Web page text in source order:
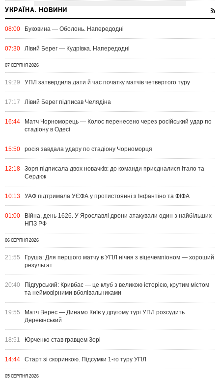
УКРАЇНА. НОВИНИ
08:00 Буковина — Оболонь. Напередодні
07:30 Лівий Берег — Кудрівка. Напередодні
07 СЕРПНЯ 2026
19:29 УПЛ затвердила дати й час початку матчів четвертого туру
17:17 Лівий Берег підписав Челядіна
16:44
Матч Чорноморець — Колос перенесено через російський удар по
стадіону в Одесі
15:50 росія завдала удару по стадіону Чорноморця
12:18
Зоря підписала двох новачків: до команди приєдналися Італо та
Сердюк
10:13 УАФ підтримала УЄФА у протистоянні з Інфантіно та ФІФА
01:00
Війна, день 1626. У Ярославлі дрони атакували один з найбільших
НПЗ РФ
06 СЕРПНЯ 2026
21:55
Груша: Для першого матчу в УПЛ нічия з віцечемпіоном — хороший
результат
20:40
Підгурський: Кривбас — це клуб з великою історією, крутим містом
та неймовірними вболівальниками
19:55
Матч Верес — Динамо Київ у другому турі УПЛ розсудить
Деревінський
18:51 Юрченко став гравцем Зорі
14:44 Старт зі скоринкою. Підсумки 1-го туру УПЛ
05 СЕРПНЯ 2026